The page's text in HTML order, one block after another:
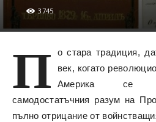
3745
П
о стара традиция,
век, когато
Америка се
самодостатъчния разум на
пълно отрицание от